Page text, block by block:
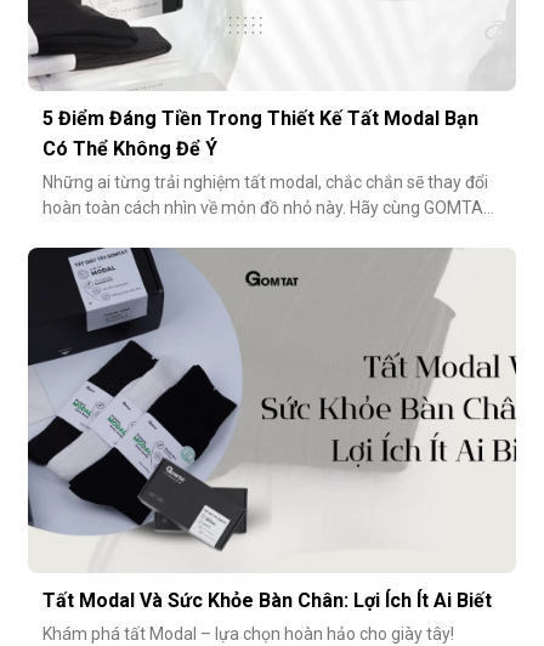
5 Điểm Đáng Tiền Trong Thiết Kế Tất Modal Bạn
Có Thể Không Để Ý
Những ai từng trải nghiệm tất modal, chắc chắn sẽ thay đổi
hoàn toàn cách nhìn về món đồ nhỏ này. Hãy cùng GOMTAT
modal cao cấp – những điều có thể bạn chưa từng để ý
nhưng lại ảnh hưởng rất nhiều đến trải nghiệm hằng
ngày.Chất liệu sợi modalĐiểm
Tất Modal Và Sức Khỏe Bàn Chân: Lợi Ích Ít Ai Biết
Khám phá tất Modal – lựa chọn hoàn hảo cho giày tây!